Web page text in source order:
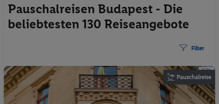
Pauschalreisen Budapest - Die
beliebtesten 130 Reiseangebote
Filter
Pauschalreise